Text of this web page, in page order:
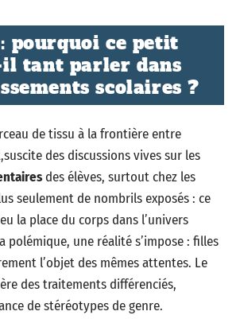
pourquoi ce petit
tant parler dans
scolaires ?
de tissu à la frontière entre
des discussions vives sur les
des élèves, surtout chez les
seulement de nombrils exposés : ce
la place du corps dans l’univers
polémique, une réalité s’impose : filles
l’objet des mêmes attentes. Le
des traitements différenciés,
de stéréotypes de genre.